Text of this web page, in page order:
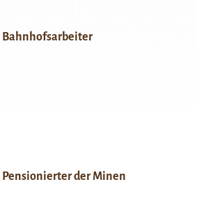
Bahnhofsarbeiter
Pensionierter der Minen